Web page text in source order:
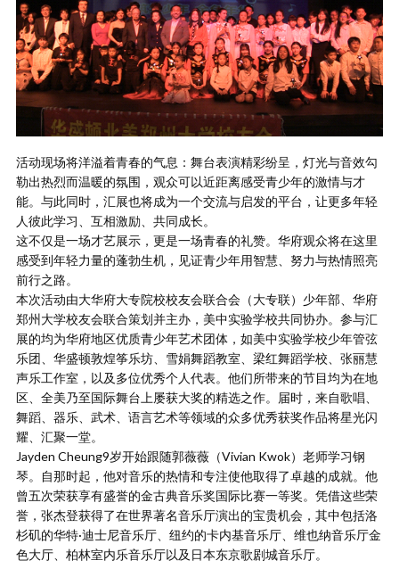
活动现场将洋溢着青春的气息：舞台表演精彩纷呈，灯光与音效勾
勒出热烈而温暖的氛围，观众可以近距离感受青少年的激情与才
能。与此同时，汇展也将成为一个交流与启发的平台，让更多年轻
人彼此学习、互相激励、共同成长。
这不仅是一场才艺展示，更是一场青春的礼赞。华府观众将在这里
感受到年轻力量的蓬勃生机，见证青少年用智慧、努力与热情照亮
前行之路。
本次活动由大华府大专院校校友会联合会（大专联）少年部、华府
郑州大学校友会联合策划并主办，美中实验学校共同协办。参与汇
展的均为华府地区优质青少年艺术团体，如美中实验学校少年管弦
乐团、华盛顿敦煌筝乐坊、雪娟舞蹈教室、梁红舞蹈学校、张丽慧
声乐工作室，以及多位优秀个人代表。他们所带来的节目均为在地
区、全美乃至国际舞台上屡获大奖的精选之作。届时，来自歌唱、
舞蹈、器乐、武术、语言艺术等领域的众多优秀获奖作品将星光闪
耀、汇聚一堂。
Jayden Cheung9岁开始跟随郭薇薇（Vivian Kwok）老师学习钢
琴。自那时起，他对音乐的热情和专注使他取得了卓越的成就。他
曾五次荣获享有盛誉的金古典音乐奖国际比赛一等奖。凭借这些荣
誉，张杰登获得了在世界著名音乐厅演出的宝贵机会，其中包括洛
杉矶的华特·迪士尼音乐厅、纽约的卡内基音乐厅、维也纳音乐厅金
色大厅、柏林室内乐音乐厅以及日本东京歌剧城音乐厅。